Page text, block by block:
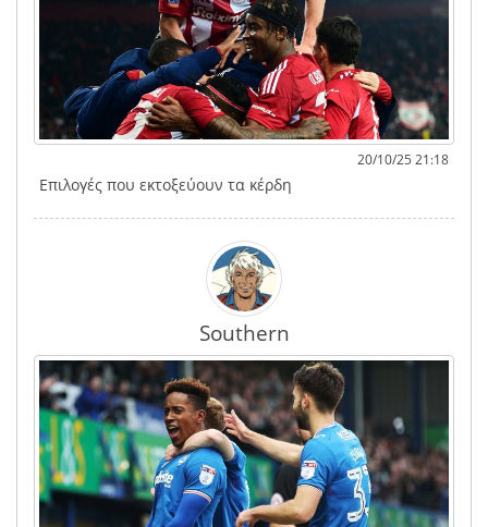
20/10/25 21:18
Επιλογές που εκτοξεύουν τα κέρδη
Southern